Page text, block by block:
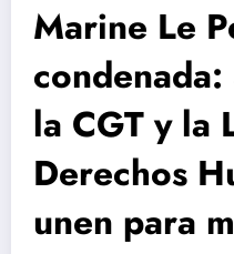
Marine Le
condenada:
la CGT y la
Derechos
unen para